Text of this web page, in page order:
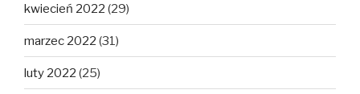
kwiecień 2022 (29)
marzec 2022 (31)
luty 2022 (25)